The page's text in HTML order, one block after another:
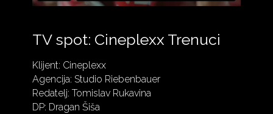
TV spot: Cineplexx Trenuci
Klijent: Cineplexx
Agencija: Studio Riebenbauer
Redatelj: Tomislav Rukavina
DP: Dragan Šiša